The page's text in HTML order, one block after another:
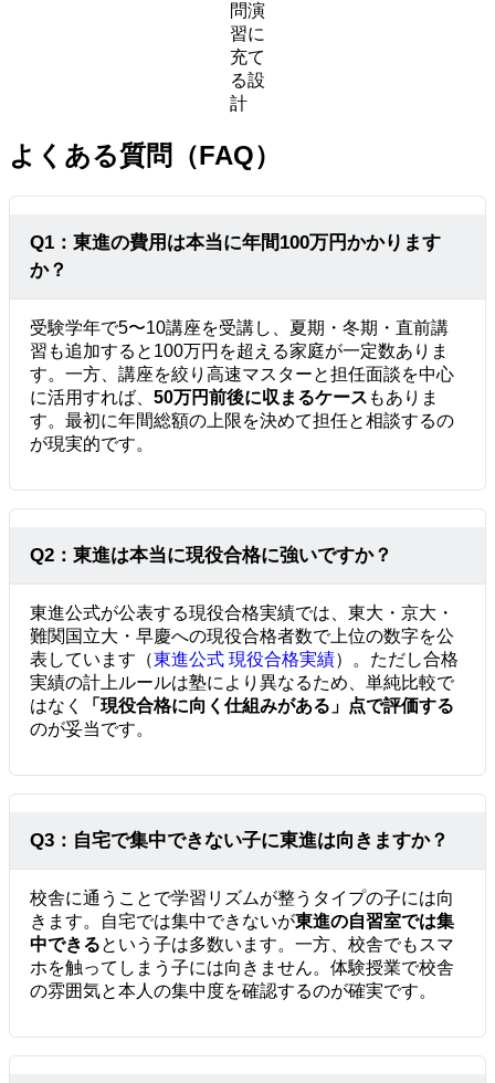
問演
習に
充て
る設
計
よくある質問（FAQ）
Q1：東進の費用は本当に年間100万円かかります
か？
受験学年で5〜10講座を受講し、夏期・冬期・直前講
習も追加すると100万円を超える家庭が一定数ありま
す。一方、講座を絞り高速マスターと担任面談を中心
に活用すれば、 50万円前後に収まるケース もありま
す。最初に年間総額の上限を決めて担任と相談するの
が現実的です。
Q2：東進は本当に現役合格に強いですか？
東進公式が公表する現役合格実績では、東大・京大・
難関国立大・早慶への現役合格者数で上位の数字を公
表しています（東進公式 現役合格実績）。ただし合格
実績の計上ルールは塾により異なるため、単純比較で
はなく
「現役合格に向く仕組みがある」点で評価する
のが妥当です。
Q3：自宅で集中できない子に東進は向きますか？
校舎に通うことで学習リズムが整うタイプの子には向
きます。自宅では集中できないが東進の自習室では集
中できるという子は多数います。一方、校舎でもスマ
ホを触ってしまう子には向きません。体験授業で校舎
の雰囲気と本人の集中度を確認するのが確実です。